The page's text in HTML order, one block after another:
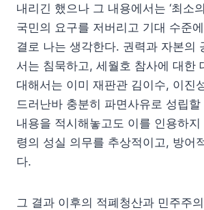
내리긴 했으나 그 내용에서는 ‘최소
국민의 요구를 저버리고 기대 수준
결로 나는 생각한다. 권력과 자본의
서는 침묵하고, 세월호 참사에 대한
대해서는 이미 재판관 김이수, 이진
드러난바 충분히 파면사유로 성립
내용을 적시해놓고도 이를 인용하
령의 성실 의무를 추상적이고, 방어
다.
그 결과 이후의 적폐청산과 민주주